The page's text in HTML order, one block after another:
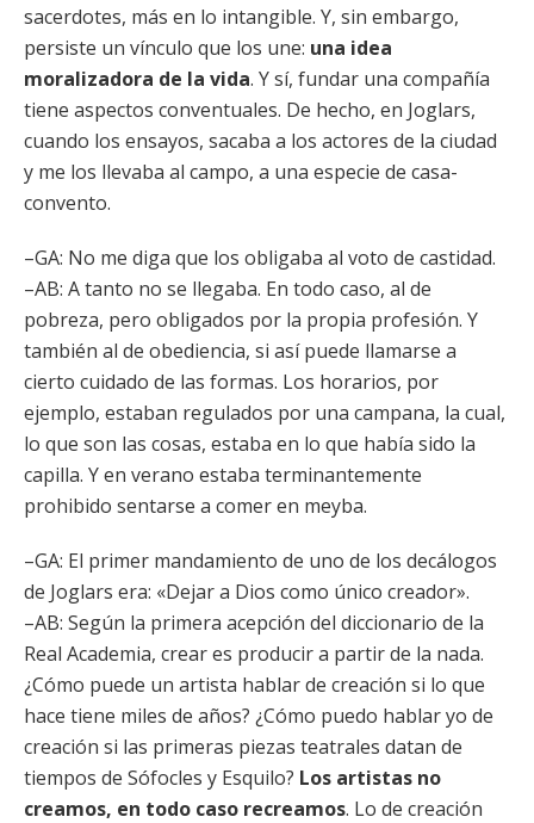
sacerdotes, más en lo intangible. Y, sin embargo,
persiste un vínculo que los une: una idea
moralizadora de la vida. Y sí, fundar una compañía
tiene aspectos conventuales. De hecho, en Joglars,
cuando los ensayos, sacaba a los actores de la ciudad
y me los llevaba al campo, a una especie de casa-
convento.
–GA: No me diga que los obligaba al voto de castidad.
–AB: A tanto no se llegaba. En todo caso, al de
pobreza, pero obligados por la propia profesión. Y
también al de obediencia, si así puede llamarse a
cierto cuidado de las formas. Los horarios, por
ejemplo, estaban regulados por una campana, la cual,
lo que son las cosas, estaba en lo que había sido la
capilla. Y en verano estaba terminantemente
prohibido sentarse a comer en meyba.
–GA: El primer mandamiento de uno de los decálogos
de Joglars era: «Dejar a Dios como único creador».
–AB: Según la primera acepción del diccionario de la
Real Academia, crear es producir a partir de la nada.
¿Cómo puede un artista hablar de creación si lo que
hace tiene miles de años? ¿Cómo puedo hablar yo de
creación si las primeras piezas teatrales datan de
tiempos de Sófocles y Esquilo? Los artistas no
creamos, en todo caso recreamos. Lo de creación